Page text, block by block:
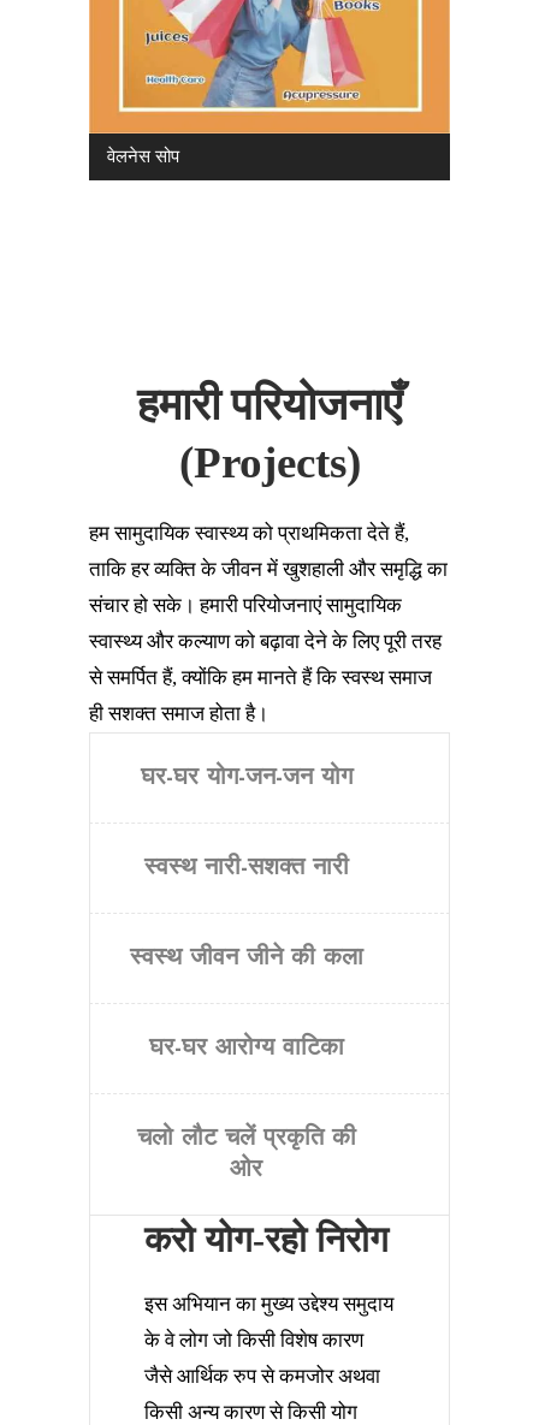
वेलनेस सोप
हमारी परियोजनाएँ
(Projects)
हम सामुदायिक स्वास्थ्य को प्राथमिकता देते हैं,
ताकि हर व्यक्ति के जीवन में खुशहाली और समृद्धि का
संचार हो सके। हमारी परियोजनाएं सामुदायिक
स्वास्थ्य और कल्याण को बढ़ावा देने के लिए पूरी तरह
से समर्पित हैं, क्योंकि हम मानते हैं कि स्वस्थ समाज
ही सशक्त समाज होता है।
घर-घर योग-जन-जन योग
स्वस्थ नारी-सशक्त नारी
स्वस्थ जीवन जीने की कला
घर-घर आरोग्य वाटिका
चलो लौट चलें प्रकृति की
ओर
करो योग-रहो निरोग
इस अभियान का मुख्य उद्देश्य समुदाय
के वे लोग जो किसी विशेष कारण
जैसे आर्थिक रुप से कमजोर अथवा
किसी अन्य कारण से किसी योग